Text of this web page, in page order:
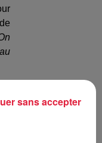
sans accepter